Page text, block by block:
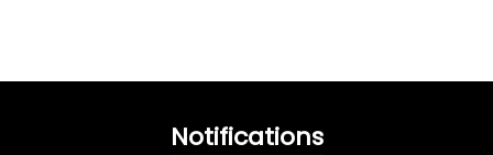
Notifications